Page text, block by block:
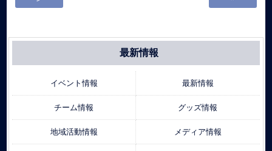
最新情報
イベント情報 最新情報
チーム情報 グッズ情報
地域活動情報 メディア情報